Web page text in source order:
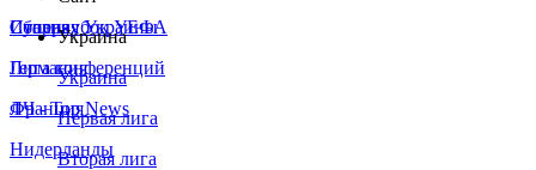
Сборная Украины
Италия
Германия
Франция
Нидерланды
Суперкубок УЕФА
Лига конференций
ЛЧ - Top News
Украина
Украина
Первая лига
Вторая лига